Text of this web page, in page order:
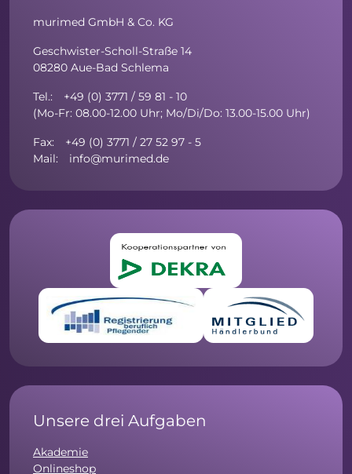
murimed GmbH & Co. KG
Geschwister-Scholl-Straße 14
08280 Aue-Bad Schlema
Tel.: +49 (0) 3771 / 59 81 - 10
(Mo-Fr: 08.00-12.00 Uhr; Mo/Di/Do: 13.00-15.00 Uhr)
Fax: +49 (0) 3771 / 27 52 97 - 5
Mail: info@murimed.de
Unsere drei Aufgaben
Akademie
Onlineshop